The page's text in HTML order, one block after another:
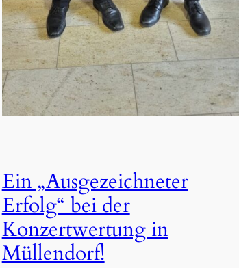
Ein „Ausgezeichneter
Erfolg“ bei der
Konzertwertung in
Müllendorf!